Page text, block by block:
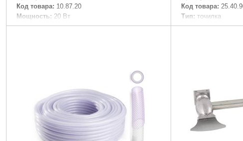
Код товара: 10.87.20
Мощность: 20 Вт
Напряжение: 220 В
Код товара:
Tип: точилка
Особенности: три